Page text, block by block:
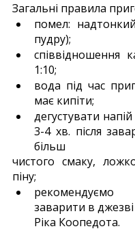
Загальні правила
помел:
пудру);
співвідношення
1:10;
вода під час
має кипіти;
дегустувати
3-4 хв. після
більш
чистого смаку,
піну;
рекомендуємо
заварити в
Ріка Коопедота.